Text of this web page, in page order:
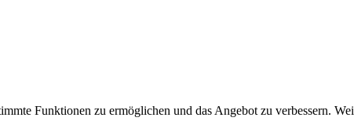
Funktionen zu ermöglichen und das Angebot zu verbessern.